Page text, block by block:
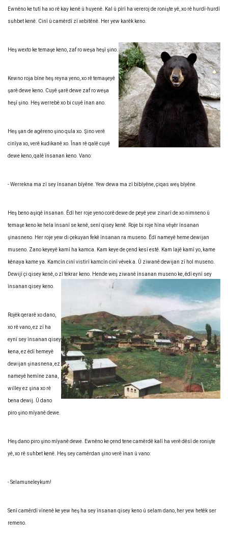
Ewnêno ke tutî ha xo rê kay kenê û huyenê. Kal û pîrî ha vereroj de ronişte yê, xo rê hurdî-hurdî
suhbet kenê. Cinî û camêrdî zî xebitênê. Her yew karêk keno.
Heş wexto ke temaşe keno, zaf ro weşa heşî şino.
Kewno roja bîne heş reyna yeno, xo rê temaşeyê
şarê dewe keno. Cuyê şarê dewe zaf ro weşa
heşî şino. Heş werrebê xo bi cuyê înan ano.
Heş şan de agêreno şino qula xo. Şino verê
cinîya xo, verê kudikanê xo. Înan rê qalê cuyê
dewe keno, qalê însanan keno. Vano:
- Werrekna ma zî sey însanan bîyêne. Yew dewa ma zî bibîyêne, çiqas weş bîyêne.
Heş beno aşiqê însanan. Êdî her roje yeno corê dewe de peyê yew zinarî de xo nimneno û
temaşe keno ke hela însanî se kenê, senî qisey kenê. Roje bi roje hîna vêşêr însanan
şinasneno. Her roje yew di çekuyan fekê însanan ra museno. Êdî nameyê heme dewijan
museno. Zano keyeyê kamî ha kamca. Kam keye de çend kesî estê. Kam lajê kamî yo, kame
kênaya kame ya. Kamcîn cinî vistirî kamcîn cinî vêvek a. Û ziwanê dewijan zî hol museno.
Dewijî çi qisey kenê, o zî tekrar keno. Hende weş ziwanê însanan museno ke, êdî eynî sey
însanan qisey keno.
Rojêk qerarê xo dano,
xo rê vano, ez zî ha
eynî sey însanan qisey
kena, ez êdî hemeyê
dewijan şinasnena, ez
nameyê hemîne zana,
willey ez şina xo rê
bena dewij. Û dano
piro şino mîyanê dewe.
Heş dano piro şino mîyanê dewe. Ewnêno ke çend tene camêrdê kalî ha verê dêsî de ronişte
yê, xo rê suhbet kenê. Heş sey camêrdan şino verê înan û vano:
- Selamuneleykum!
Senî camêrdî vînenê ke yew heş ha sey însanan qisey keno û selam dano, her yew hetêk ser
remeno.